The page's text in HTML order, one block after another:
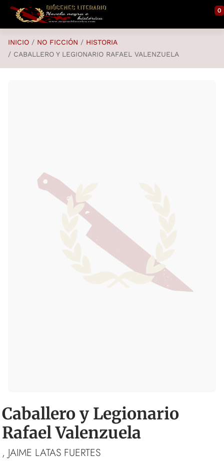
Saltar al contenido principal
0
INICIO NO FICCIÓN
HISTORIA
CABALLERO Y LEGIONARIO RAFAEL VALENZUELA
Caballero y Legionario
Rafael Valenzuela
, JAIME LATAS FUERTES